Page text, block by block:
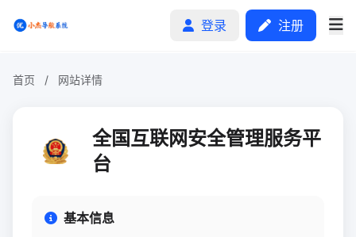
登录 注册
分类排行
首页 / 网站详情
全国互联网安全管理服务平
台
基本信息